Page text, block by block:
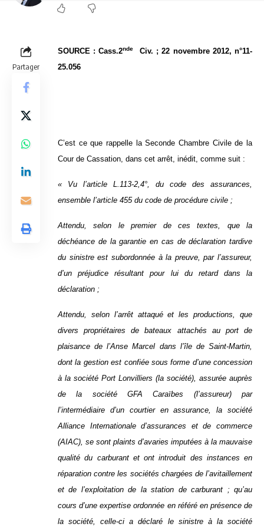
Partager
SOURCE : Cass.2nde
Civ. ; 22 novembre 2012, n°11-
25.056
C’est ce que rappelle la Seconde Chambre Civile de la
Cour de Cassation, dans cet arrêt, inédit, comme suit :
« Vu l’article L.113-2,4°, du code des assurances,
ensemble l’article 455 du code de procédure civile ;
Attendu, selon le premier de ces textes, que la
déchéance de la garantie en cas de déclaration tardive
du sinistre est subordonnée à la preuve, par l’assureur,
d’un préjudice résultant pour lui du retard dans la
déclaration ;
Attendu, selon l’arrêt attaqué et les productions, que
divers propriétaires de bateaux attachés au port de
plaisance de l’Anse Marcel dans l’île de Saint-Martin,
dont la gestion est confiée sous forme d’une concession
à la société Port Lonvilliers (la société), assurée auprès
de la société GFA Caraïbes (l’assureur) par
l’intermédiaire d’un courtier en assurance, la société
Alliance Internationale d’assurances et de commerce
(AIAC), se sont plaints d’avaries imputées à la mauvaise
qualité du carburant et ont introduit des instances en
réparation contre les sociétés chargées de l’avitaillement
et de l’exploitation de la station de carburant ; qu’au
cours d’une expertise ordonnée en référé en présence de
la société, celle-ci a déclaré le sinistre à la société